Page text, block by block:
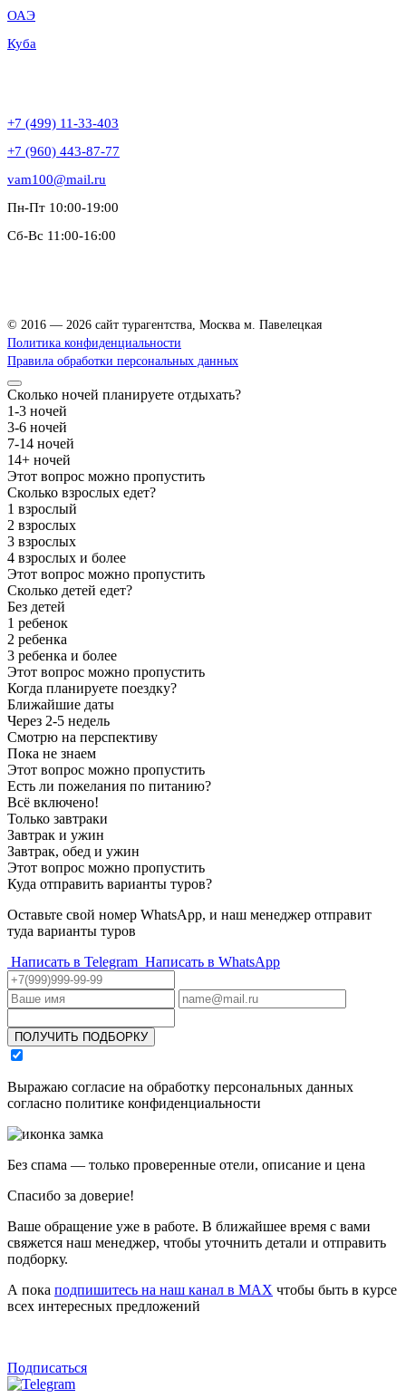
ОАЭ
Куба
+7 (499) 11-33-403
+7 (960) 443-87-77
vam100@mail.ru
Пн-Пт 10:00-19:00
Сб-Вс 11:00-16:00
© 2016 — 2026 сайт турагентства, Москва м. Павелецкая
Политика конфиденциальности
Правила обработки персональных данных
Сколько ночей планируете отдыхать?
1-3 ночей
3-6 ночей
7-14 ночей
14+ ночей
Этот вопрос можно пропустить
Сколько взрослых едет?
1 взрослый
2 взрослых
3 взрослых
4 взрослых и более
Этот вопрос можно пропустить
Сколько детей едет?
Без детей
1 ребенок
2 ребенка
3 ребенка и более
Этот вопрос можно пропустить
Когда планируете поездку?
Ближайшие даты
Через 2-5 недель
Смотрю на перспективу
Пока не знаем
Этот вопрос можно пропустить
Есть ли пожелания по питанию?
Всё включено!
Только завтраки
Завтрак и ужин
Завтрак, обед и ужин
Этот вопрос можно пропустить
Куда отправить варианты туров?
Оставьте свой номер WhatsApp, и наш менеджер отправит
туда варианты туров
Написать в Telegram Написать в WhatsApp
ПОЛУЧИТЬ ПОДБОРКУ
Выражаю согласие на обработку персональных данных
согласно политике конфиденциальности
Без спама — только проверенные отели, описание и цена
Спасибо за доверие!
Ваше обращение уже в работе. В ближайшее время с вами
свяжется наш менеджер, чтобы уточнить детали и отправить
подборку.
А пока подпишитесь на наш канал в MAX чтобы быть в курсе
всех интересных предложений
Подписаться